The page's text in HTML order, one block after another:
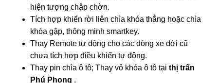
hiện tượng chập chờn.
Tích hợp khiển rời liên chìa khóa thẳng hoặc chìa
khóa gập, thông minh smartkey.
Thay Remote tự động cho các dòng xe đời cũ
chưa tích hợp điều khiển tự động.
Thay pin chìa ô tô; Thay vỏ khóa ô tô tạithị trấn
Phú Phong .